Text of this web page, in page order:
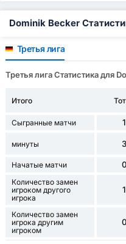
Dominik Becker
Третья лига
Третья лига Статистика для
Итого
Сыгранные матчи 1
минуты 3
Начатые матчи 0
Количество замен
игроком другого
игрока
1
Количество замен
игрока другим
игроком
0